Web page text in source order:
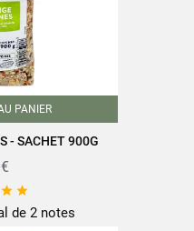
PANIER
- SACHET 900G
 
de 2 notes